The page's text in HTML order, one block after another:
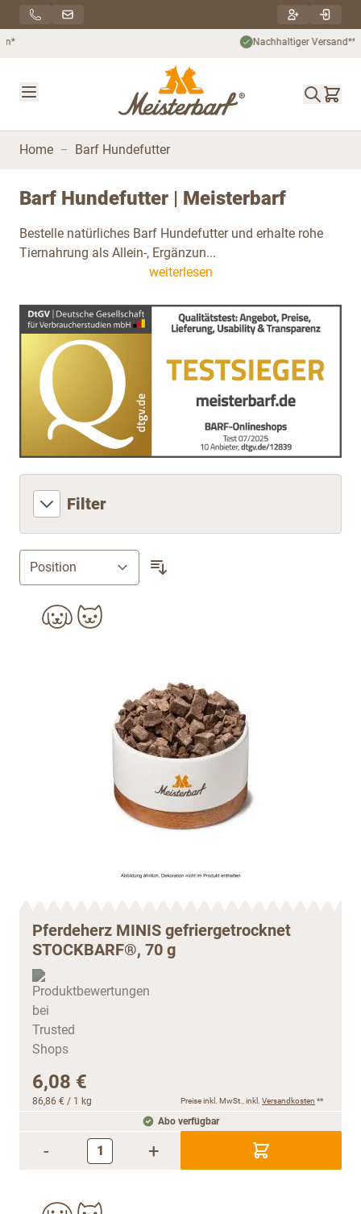
Direkt zum Inhalt
Nachhaltiger Versand***
Home – Barf Hundefutter
Barf Hundefutter | Meisterbarf
Bestelle natürliches Barf Hundefutter und erhalte rohe
Tiernahrung als Allein-, Ergänzun...
weiterlesen
Filter
Pferdeherz MINIS gefriergetrocknet
STOCKBARF®, 70 g
6,08 €
86,86 € / 1 kg Preise inkl. MwSt., inkl. Versandkosten **
Abo verfügbar
- +